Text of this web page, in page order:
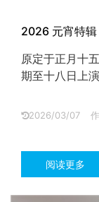
2026 元宵特
原定于正月十
期至十八日上
般的佳节。...
2026/03/07
阅读更多